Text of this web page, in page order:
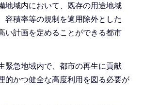
地域内において、既存の用途地域
容積率等の規制を適用除外とした
い計画を定めることができる都市
緊急地域内で、都市の再生に貢献
的かつ健全な高度利用を図る必要が